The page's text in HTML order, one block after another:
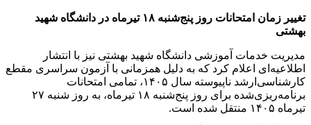
️تغییر زمان امتحانات روز پنج‌شنبه ۱۸ تیرماه در دانشگاه شهید
بهشتی
مدیریت خدمات آموزشی دانشگاه شهید بهشتی نیز با انتشار
اطلاعیه‌ای اعلام کرد که به دلیل همزمانی با آزمون سراسری مقطع
کارشناسی‌ارشد ناپیوسته سال ۱۴۰۵، تمامی امتحانات
برنامه‌ریزی‌شده برای روز پنج‌شنبه ۱۸ تیرماه، به روز شنبه ۲۷
تیرماه ۱۴۰۵ منتقل شده است.